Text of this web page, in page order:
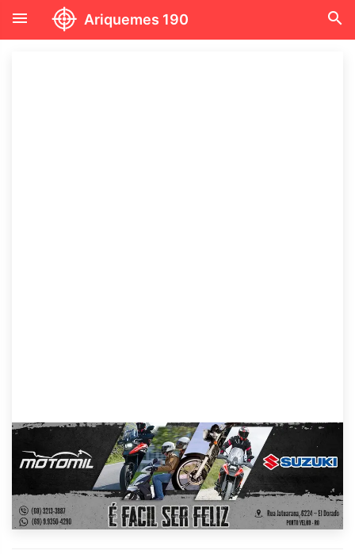
menu Ariquemes 190 search